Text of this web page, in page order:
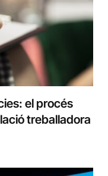
el procés
treballadora